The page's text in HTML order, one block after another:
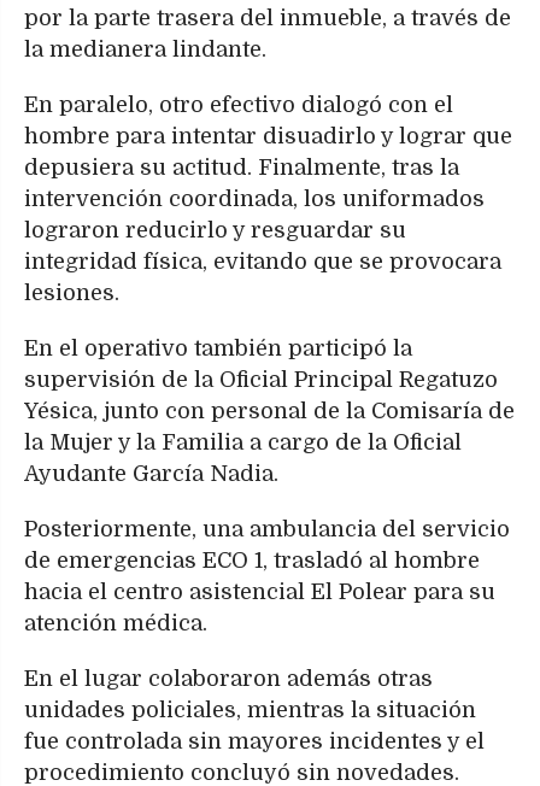
por la parte trasera del inmueble, a través de
la medianera lindante.
En paralelo, otro efectivo dialogó con el
hombre para intentar disuadirlo y lograr que
depusiera su actitud. Finalmente, tras la
intervención coordinada, los uniformados
lograron reducirlo y resguardar su
integridad física, evitando que se provocara
lesiones.
En el operativo también participó la
supervisión de la Oficial Principal Regatuzo
Yésica, junto con personal de la Comisaría de
la Mujer y la Familia a cargo de la Oficial
Ayudante García Nadia.
Posteriormente, una ambulancia del servicio
de emergencias ECO 1, trasladó al hombre
hacia el centro asistencial El Polear para su
atención médica.
En el lugar colaboraron además otras
unidades policiales, mientras la situación
fue controlada sin mayores incidentes y el
procedimiento concluyó sin novedades.